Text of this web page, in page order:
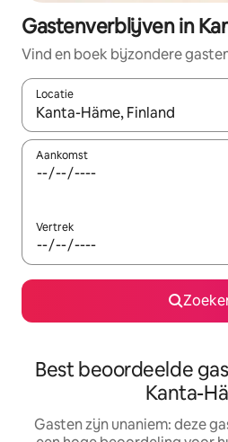
Gastenverblijven in
Vind en boek bijzondere
Locatie
Wanneer er suggesties
Aankomst
Vertrek
Best beoordeelde
Kanta-
Gasten zijn unaniem: deze